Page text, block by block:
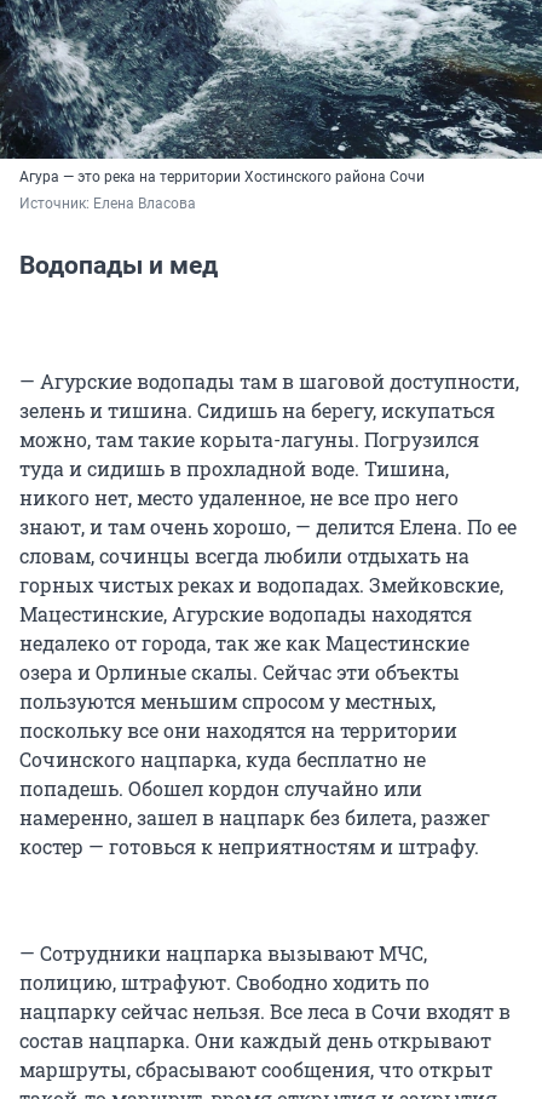
Агура — это река на территории Хостинского района Сочи
Источник: Елена Власова
Водопады и мед
— Агурские водопады там в шаговой доступности,
зелень и тишина. Сидишь на берегу, искупаться
можно, там такие корыта-лагуны. Погрузился
туда и сидишь в прохладной воде. Тишина,
никого нет, место удаленное, не все про него
знают, и там очень хорошо, — делится Елена. По ее
словам, сочинцы всегда любили отдыхать на
горных чистых реках и водопадах. Змейковские,
Мацестинские, Агурские водопады находятся
недалеко от города, так же как Мацестинские
озера и Орлиные скалы. Сейчас эти объекты
пользуются меньшим спросом у местных,
поскольку все они находятся на территории
Сочинского нацпарка, куда бесплатно не
попадешь. Обошел кордон случайно или
намеренно, зашел в нацпарк без билета, разжег
костер — готовься к неприятностям и штрафу.
— Сотрудники нацпарка вызывают МЧС,
полицию, штрафуют. Свободно ходить по
нацпарку сейчас нельзя. Все леса в Сочи входят в
состав нацпарка. Они каждый день открывают
маршруты, сбрасывают сообщения, что открыт